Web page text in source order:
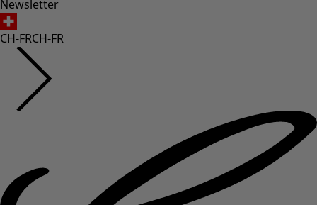
Newsletter
CH-FRCH-FR